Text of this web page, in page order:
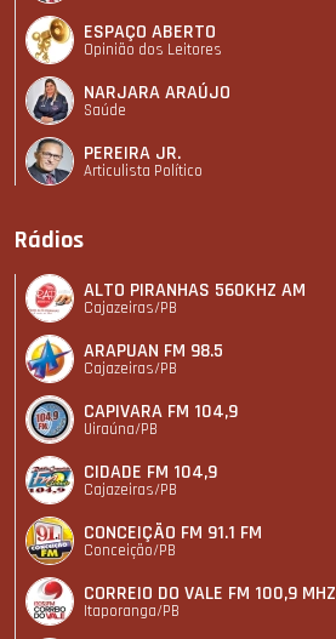
ESPAÇO ABERTO
Opinião dos Leitores
NARJARA ARAÚJO
Saúde
PEREIRA JR.
Articulista Polí­tico
Rádios
ALTO PIRANHAS 560KHZ AM
Cajazeiras/PB
ARAPUAN FM 98.5
Cajazeiras/PB
CAPIVARA FM 104,9
Uiraúna/PB
CIDADE FM 104,9
Cajazeiras/PB
CONCEIÇÃO FM 91.1 FM
Conceição/PB
CORREIO DO VALE FM 100,9 MHZ
Itaporanga/PB